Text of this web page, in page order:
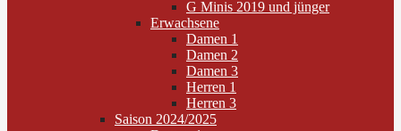
G Minis 2019 und jünger
Erwachsene
Damen 1
Damen 2
Damen 3
Herren 1
Herren 3
Saison 2024/2025